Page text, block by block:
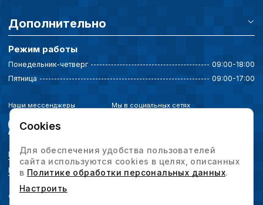
Дополнительно
Режим работы
Понедельник-четверг
09:00-18:00
Пятница
09:00-17:00
Наши мессенджеры Мы в социальных сетях
Политика конфиденциальности
Выбор настроек cookie
© 2026 Интервесп — производственное оборудование. Все права защищены.
Cookies
Для обеспечения удобства пользователей
сайта используются cookies в целях, описанных
в Политике обработки персональных данных.
Настроить